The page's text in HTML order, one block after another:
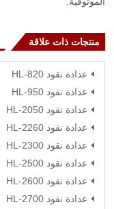
منتجات ذات علاقة
عدادة نقود HL-820
عدادة نقود HL-950
عدادة نقود HL-2050
عدادة نقود HL-2260
عدادة نقود HL-2300
عدادة نقود HL-2500
عدادة نقود HL-2600
عدادة نقود HL-2700